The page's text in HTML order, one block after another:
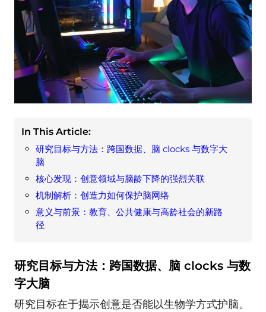
In This Article:
研究目标与方法：跨国数据、脑 clocks 与数字大
脑
核心发现：创意领域与脑龄下降的强烈关联
机制解析：创造力如何保护脑网络
意义与前景：教育、公共健康与高龄社会的新路
径
研究目标与方法：跨国数据、脑 clocks 与数
字大脑
研究目标在于揭示创意是否能以生物学方式护脑。